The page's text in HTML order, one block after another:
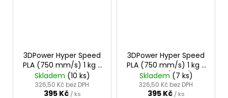
3DPower Hyper Speed
PLA (750 mm/s) 1 kg -
MODRÁ VODA (WATER
BLUE)
Skladem (10 ks)
326,50 Kč bez DPH
395 Kč / ks
3DPower Hyper Speed
PLA (750 mm/s) 1 kg -
ORANŽOVÁ PAPÁJA
(PAPAYA ORANGE)
Skladem (7 ks)
326,50 Kč bez DPH
395 Kč / ks